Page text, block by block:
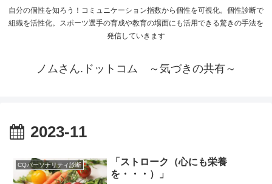
自分の個性を知ろう！コミュニケーション指数から個性を可視化。個性診断で
組織を活性化。スポーツ選手の育成や教育の場面にも活用できる驚きの手法を
発信していきます
ノムさん.ドットコム ～気づきの共有～
2023-11
CQパーソナリティ診断
「ストローク（心にも栄養
を・・・）」